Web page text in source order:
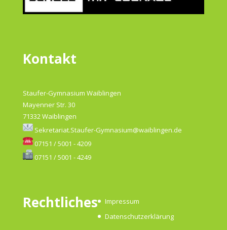
Kontakt
Staufer-Gymnasium Waiblingen
Mayenner Str. 30
71332 Waiblingen
Sekretariat.Staufer-Gymnasium@waiblingen.de
07151 / 5001 - 4209
07151 / 5001 - 4249
Rechtliches
Impressum
Datenschutzerklärung